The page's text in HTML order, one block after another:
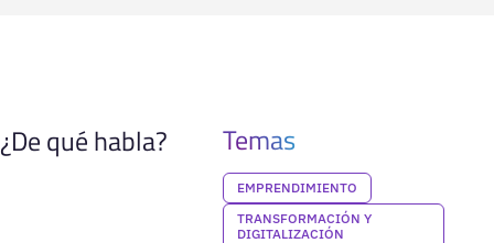
¿De qué habla? Temas
EMPRENDIMIENTO
TRANSFORMACIÓN Y
DIGITALIZACIÓN